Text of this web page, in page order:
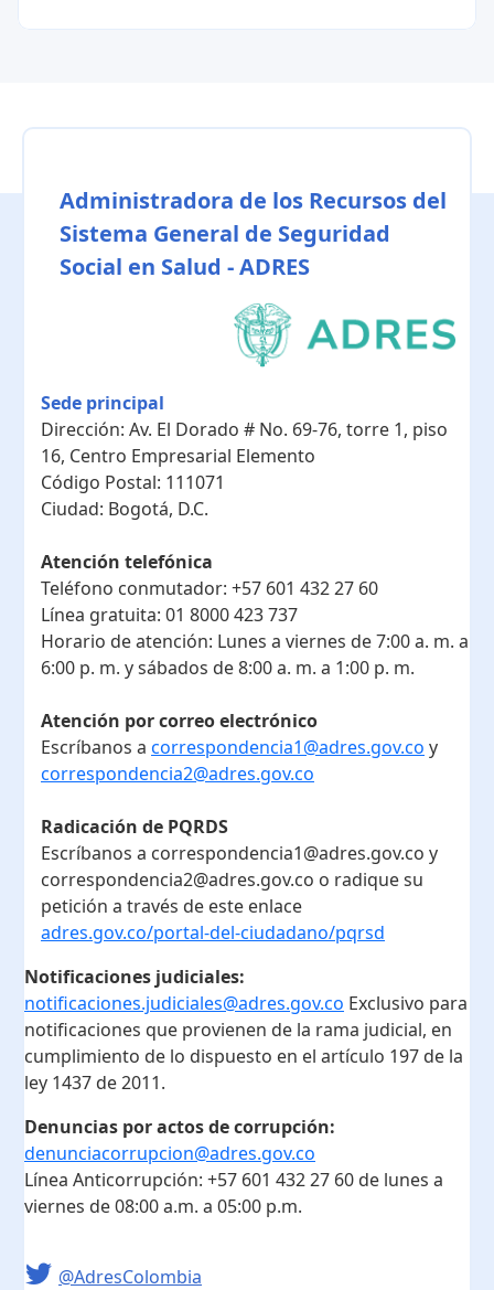
Administradora de los Recursos del
Sistema General de Seguridad
Social en Salud - ADRES
Sede principal
Dirección: Av. El Dorado # No. 69-76, torre 1, piso
16, Centro Empresarial Elemento
Código Postal: 111071
Ciudad: Bogotá, D.C.
Atención telefónica
Teléfono conmutador: +57 601 432 27 60
Línea gratuita: 01 8000 423 737
Horario de atención: Lunes a viernes de 7:00 a. m. a
6:00 p. m. y sábados de 8:00 a. m. a 1:00 p. m.
Atención por correo electrónico
Escríbanos a correspondencia1@adres.gov.co y
correspondencia2@adres.gov.co
Radicación de PQRDS
Escríbanos a correspondencia1@adres.gov.co y
correspondencia2@adres.gov.co o radique su
petición a través de este enlace
adres.gov.co/portal-del-ciudadano/pqrsd
Notificaciones judiciales:
notificaciones.judiciales@adres.gov.co Exclusivo para
notificaciones que provienen de la rama judicial, en
cumplimiento de lo dispuesto en el artículo 197 de la
ley 1437 de 2011.
Denuncias por actos de corrupción:
denunciacorrupcion@adres.gov.co
Línea Anticorrupción: +57 601 432 27 60 de lunes a
viernes de 08:00 a.m. a 05:00 p.m.
@AdresColombia